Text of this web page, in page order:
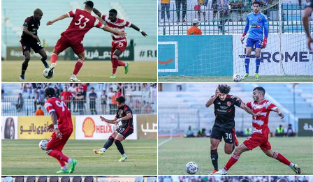
أمريكا 2026
الدوري المصري
الدوري الإنجليزي الممتاز
الدوري الإسباني
الدوري الإيطالي
الدوري الألماني